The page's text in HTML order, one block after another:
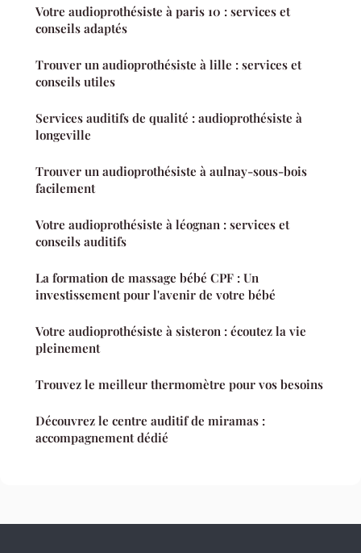
Votre audioprothésiste à paris 10 : services et
conseils adaptés
Trouver un audioprothésiste à lille : services et
conseils utiles
Services auditifs de qualité : audioprothésiste à
longeville
Trouver un audioprothésiste à aulnay-sous-bois
facilement
Votre audioprothésiste à léognan : services et
conseils auditifs
La formation de massage bébé CPF : Un
investissement pour l'avenir de votre bébé
Votre audioprothésiste à sisteron : écoutez la vie
pleinement
Trouvez le meilleur thermomètre pour vos besoins
Découvrez le centre auditif de miramas :
accompagnement dédié